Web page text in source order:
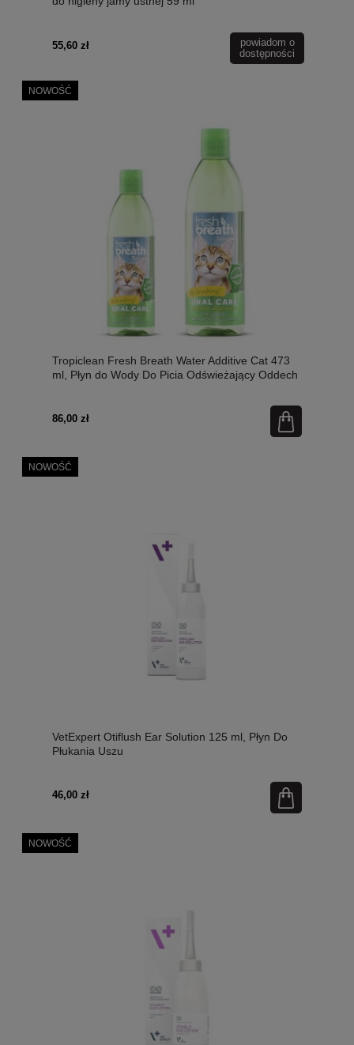
55,60 zł
powiadom o
dostępności
Tropiclean Fresh Breath Water Additive Cat 473
ml, Płyn do Wody Do Picia Odświeżający Oddech
86,00 zł
NOWOŚĆ
VetExpert Otiflush Ear Solution 125 ml, Płyn Do
Płukania Uszu
46,00 zł
NOWOŚĆ
NOWOŚĆ